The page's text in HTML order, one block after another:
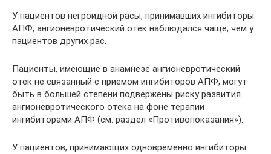
У пациентов негроидной расы, принимавших ингибиторы
АПФ, ангионевротический отек наблюдался чаще, чем у
пациентов других рас.
Пациенты, имеющие в анамнезе ангионевротический
отек не связанный с приемом ингибиторов АПФ, могут
быть в большей степени подвержены риску развития
ангионевротического отека на фоне терапии
ингибиторами АПФ (см. раздел «Противопоказания»).
У пациентов, принимающих одновременно ингибиторы